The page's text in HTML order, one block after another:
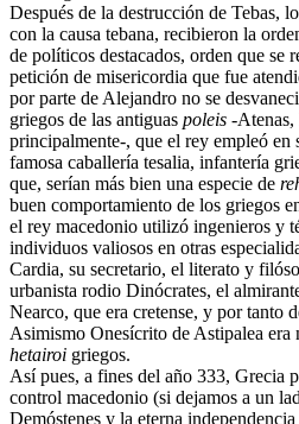
Después de la destrucción de Tebas,
con la causa tebana, recibieron la
de políticos destacados, orden que se
petición de misericordia que fue
por parte de Alejandro no se
griegos de las antiguas poleis -Atenas,
principalmente-, que el rey empleó en
famosa caballería tesalia, infantería
que, serían más bien una especie de
buen comportamiento de los griegos
el rey macedonio utilizó ingenieros y
individuos valiosos en otras
Cardia, su secretario, el literato y
urbanista rodio Dinócrates, el
Nearco, que era cretense, y por tanto
Asimismo Onesícrito de Astipalea era
hetairoi griegos.
Así pues, a fines del año 333, Grecia
control macedonio (si dejamos a un
Demóstenes y la eterna